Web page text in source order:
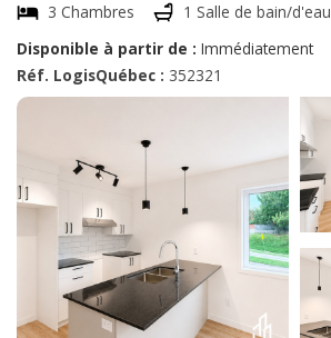
3 Chambres
1 Salle de bain/d'eau
Disponible à partir de : Immédiatement
Réf. LogisQuébec : 352321